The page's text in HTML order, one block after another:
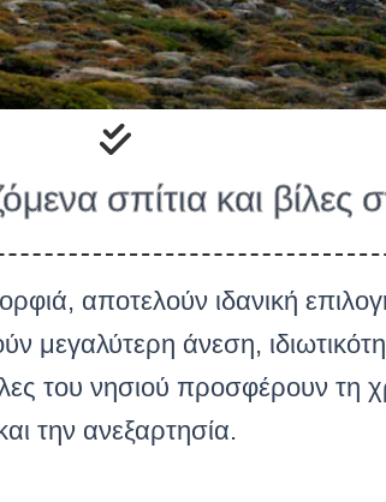
σπίτια και
αποτελούν ιδανική
μεγαλύτερη άνεση,
του νησιού προσφέρουν
την ανεξαρτησία.